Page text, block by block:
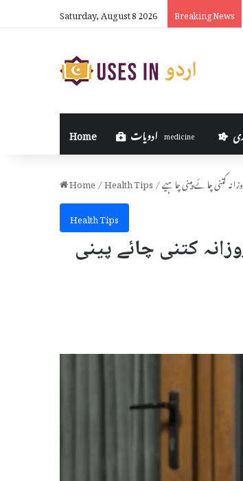
Saturday, August 8 2026 Breaking News
Home medicine
Home/Health Tips/
Health Tips
روزانہ کتنی چائے پینی